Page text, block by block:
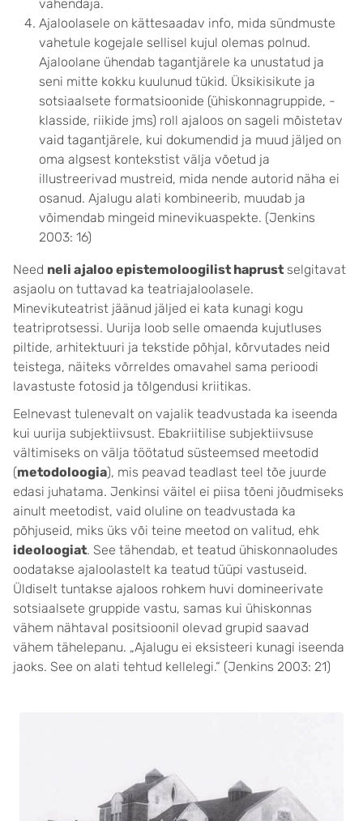
vahendaja.
Ajaloolasele on kättesaadav info, mida sündmuste
vahetule kogejale sellisel kujul olemas polnud.
Ajaloolane ühendab tagantjärele ka unustatud ja
seni mitte kokku kuulunud tükid. Üksikisikute ja
sotsiaalsete formatsioonide (ühiskonnagruppide, -
klasside, riikide jms) roll ajaloos on sageli mõistetav
vaid tagantjärele, kui dokumendid ja muud jäljed on
oma algsest kontekstist välja võetud ja
illustreerivad mustreid, mida nende autorid näha ei
osanud. Ajalugu alati kombineerib, muudab ja
võimendab mingeid minevikuaspekte. (Jenkins
2003: 16)
Need neli ajaloo epistemoloogilist haprust selgitavat
asjaolu on tuttavad ka teatriajaloolasele.
Minevikuteatrist jäänud jäljed ei kata kunagi kogu
teatriprotsessi. Uurija loob selle omaenda kujutluses
piltide, arhitektuuri ja tekstide põhjal, kõrvutades neid
teistega, näiteks võrreldes omavahel sama perioodi
lavastuste fotosid ja tõlgendusi kriitikas.
Eelnevast tulenevalt on vajalik teadvustada ka iseenda
kui uurija subjektiivsust. Ebakriitilise subjektiivsuse
vältimiseks on välja töötatud süsteemsed meetodid
(metodoloogia), mis peavad teadlast teel tõe juurde
edasi juhatama. Jenkinsi väitel ei piisa tõeni jõudmiseks
ainult meetodist, vaid oluline on teadvustada ka
põhjuseid, miks üks või teine meetod on valitud, ehk
ideoloogiat. See tähendab, et teatud ühiskonnaoludes
oodatakse ajaloolastelt ka teatud tüüpi vastuseid.
Üldiselt tuntakse ajaloos rohkem huvi domineerivate
sotsiaalsete gruppide vastu, samas kui ühiskonnas
vähem nähtaval positsioonil olevad grupid saavad
vähem tähelepanu. „Ajalugu ei eksisteeri kunagi iseenda
jaoks. See on alati tehtud kellelegi.“ (Jenkins 2003: 21)